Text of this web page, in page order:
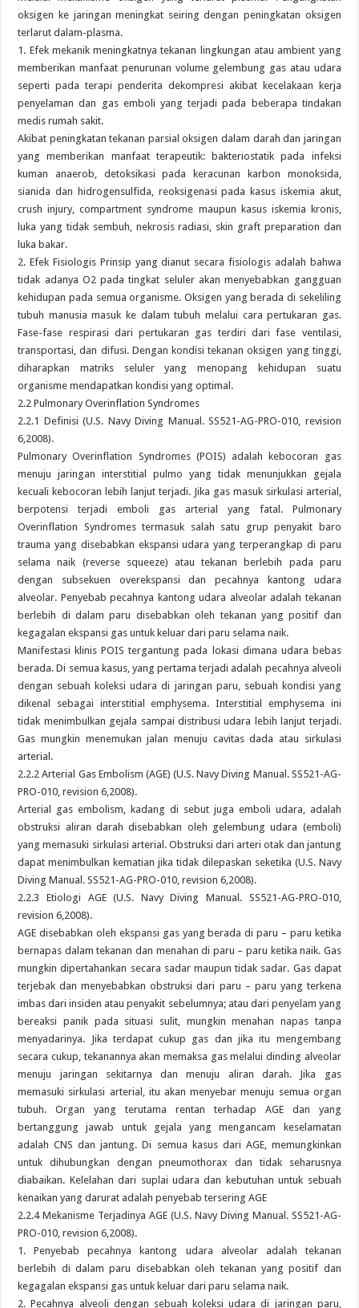
oksigen ke jaringan meningkat seiring dengan peningkatan oksigen
terlarut dalam-plasma.
1. Efek mekanik meningkatnya tekanan lingkungan atau ambient yang
memberikan manfaat penurunan volume gelembung gas atau udara
seperti pada terapi penderita dekompresi akibat kecelakaan kerja
penyelaman dan gas emboli yang terjadi pada beberapa tindakan
medis rumah sakit.
Akibat peningkatan tekanan parsial oksigen dalam darah dan jaringan
yang memberikan manfaat terapeutik: bakteriostatik pada infeksi
kuman anaerob, detoksikasi pada keracunan karbon monoksida,
sianida dan hidrogensulfida, reoksigenasi pada kasus iskemia akut,
crush injury, compartment syndrome maupun kasus iskemia kronis,
luka yang tidak sembuh, nekrosis radiasi, skin graft preparation dan
luka bakar.
2. Efek Fisiologis Prinsip yang dianut secara fisiologis adalah bahwa
tidak adanya O2 pada tingkat seluler akan menyebabkan gangguan
kehidupan pada semua organisme. Oksigen yang berada di sekeliling
tubuh manusia masuk ke dalam tubuh melalui cara pertukaran gas.
Fase-fase respirasi dari pertukaran gas terdiri dari fase ventilasi,
transportasi, dan difusi. Dengan kondisi tekanan oksigen yang tinggi,
diharapkan matriks seluler yang menopang kehidupan suatu
organisme mendapatkan kondisi yang optimal.
2.2 Pulmonary Overinflation Syndromes
2.2.1 Definisi (U.S. Navy Diving Manual. SS521-AG-PRO-010, revision
6,2008).
Pulmonary Overinflation Syndromes (POIS) adalah kebocoran gas
menuju jaringan interstitial pulmo yang tidak menunjukkan gejala
kecuali kebocoran lebih lanjut terjadi. Jika gas masuk sirkulasi arterial,
berpotensi terjadi emboli gas arterial yang fatal. Pulmonary
Overinflation Syndromes termasuk salah satu grup penyakit baro
trauma yang disebabkan ekspansi udara yang terperangkap di paru
selama naik (reverse squeeze) atau tekanan berlebih pada paru
dengan subsekuen overekspansi dan pecahnya kantong udara
alveolar. Penyebab pecahnya kantong udara alveolar adalah tekanan
berlebih di dalam paru disebabkan oleh tekanan yang positif dan
kegagalan ekspansi gas untuk keluar dari paru selama naik.
Manifestasi klinis POIS tergantung pada lokasi dimana udara bebas
berada. Di semua kasus, yang pertama terjadi adalah pecahnya alveoli
dengan sebuah koleksi udara di jaringan paru, sebuah kondisi yang
dikenal sebagai interstitial emphysema. Interstitial emphysema ini
tidak menimbulkan gejala sampai distribusi udara lebih lanjut terjadi.
Gas mungkin menemukan jalan menuju cavitas dada atau sirkulasi
arterial.
2.2.2 Arterial Gas Embolism (AGE) (U.S. Navy Diving Manual. SS521-AG-
PRO-010, revision 6,2008).
Arterial gas embolism, kadang di sebut juga emboli udara, adalah
obstruksi aliran darah disebabkan oleh gelembung udara (emboli)
yang memasuki sirkulasi arterial. Obstruksi dari arteri otak dan jantung
dapat menimbulkan kematian jika tidak dilepaskan seketika (U.S. Navy
Diving Manual. SS521-AG-PRO-010, revision 6,2008).
2.2.3 Etiologi AGE (U.S. Navy Diving Manual. SS521-AG-PRO-010,
revision 6,2008).
AGE disebabkan oleh ekspansi gas yang berada di paru – paru ketika
bernapas dalam tekanan dan menahan di paru – paru ketika naik. Gas
mungkin dipertahankan secara sadar maupun tidak sadar. Gas dapat
terjebak dan menyebabkan obstruksi dari paru – paru yang terkena
imbas dari insiden atau penyakit sebelumnya; atau dari penyelam yang
bereaksi panik pada situasi sulit, mungkin menahan napas tanpa
menyadarinya. Jika terdapat cukup gas dan jika itu mengembang
secara cukup, tekanannya akan memaksa gas melalui dinding alveolar
menuju jaringan sekitarnya dan menuju aliran darah. Jika gas
memasuki sirkulasi arterial, itu akan menyebar menuju semua organ
tubuh. Organ yang terutama rentan terhadap AGE dan yang
bertanggung jawab untuk gejala yang mengancam keselamatan
adalah CNS dan jantung. Di semua kasus dari AGE, memungkinkan
untuk dihubungkan dengan pneumothorax dan tidak seharusnya
diabaikan. Kelelahan dari suplai udara dan kebutuhan untuk sebuah
kenaikan yang darurat adalah penyebab tersering AGE
2.2.4 Mekanisme Terjadinya AGE (U.S. Navy Diving Manual. SS521-AG-
PRO-010, revision 6,2008).
1. Penyebab pecahnya kantong udara alveolar adalah tekanan
berlebih di dalam paru disebabkan oleh tekanan yang positif dan
kegagalan ekspansi gas untuk keluar dari paru selama naik.
2. Pecahnya alveoli dengan sebuah koleksi udara di jaringan paru,